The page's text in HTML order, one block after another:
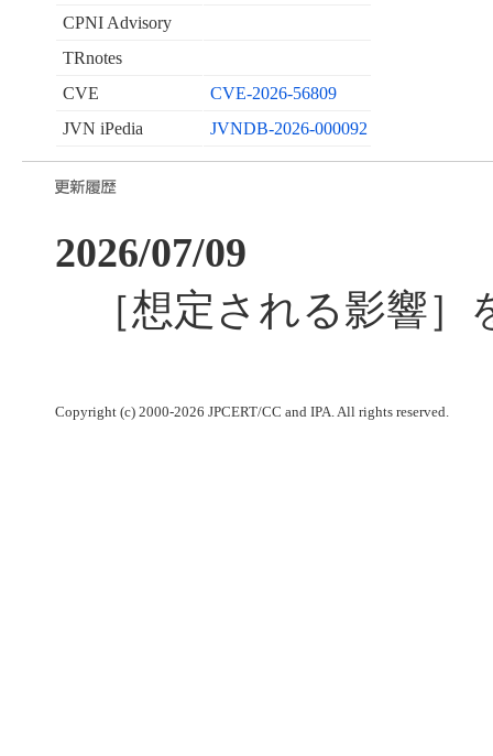
CPNI Advisory
TRnotes
CVE
CVE-2026-56809
JVN iPedia
JVNDB-2026-000092
2026/07/09
［想定される影響
Copyright (c) 2000-2026 JPCERT/CC and IPA. All rights reserved.